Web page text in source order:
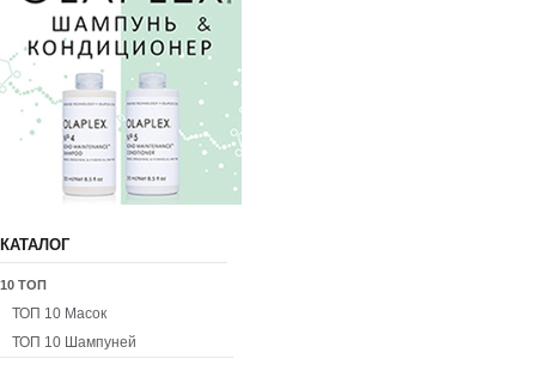
КАТАЛОГ
10 ТОП
ТОП 10 Масок
ТОП 10 Шампуней